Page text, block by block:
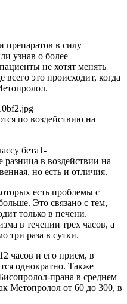
препаратов в силу
узнав о более
не хотят менять
это происходит, когда
по воздействию на
бета1-
в воздействии на
но есть и отличия.
есть проблемы с
Это связано с тем,
только в печени.
в течении трех часов, а
три раза в сутки.
часов и его прием, в
однократно. Также
прана в среднем
Метопролол от 60 до 300, в